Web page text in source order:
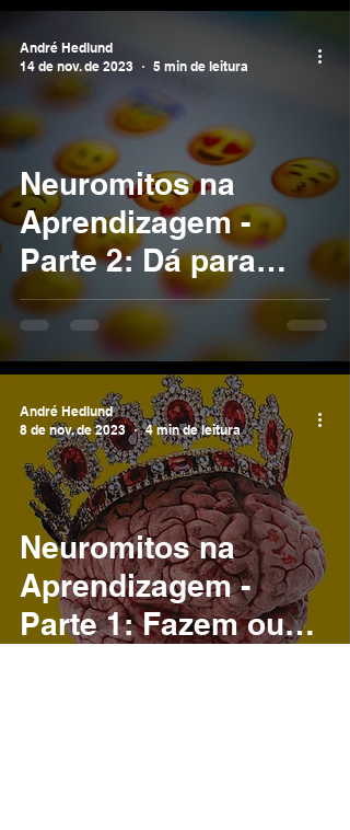
Neuromitos na
Aprendizagem -
Parte 2: Dá para
separar emoção de
cognição?
André Hedlund
14 de nov. de 2023
5 min de leitura
Neuromitos na
Aprendizagem -
Parte 1: Fazem ou
André Hedlund
8 de nov. de 2023
4 min de leitura